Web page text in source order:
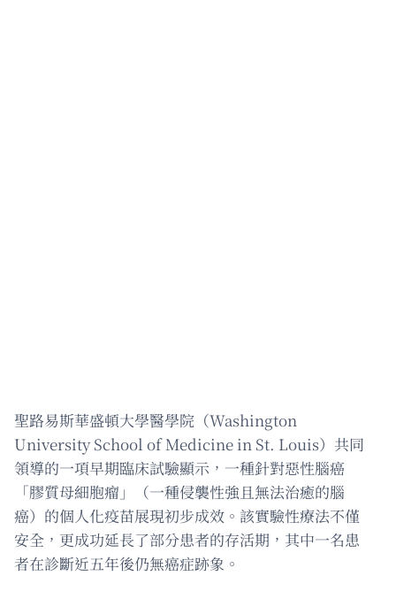
聖路易斯華盛頓大學醫學院（Washington
University School of Medicine in St. Louis）共同
領導的一項早期臨床試驗顯示，一種針對惡性腦癌
「膠質母細胞瘤」（一種侵襲性強且無法治癒的腦
癌）的個人化疫苗展現初步成效。該實驗性療法不僅
安全，更成功延長了部分患者的存活期，其中一名患
者在診斷近五年後仍無癌症跡象。